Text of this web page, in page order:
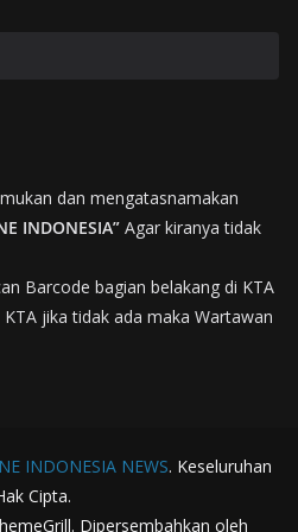
dan mengatasnamakan
INDONESIA” Agar kiranya tidak
Barcode bagian belakang di KTA
jika tidak ada maka Wartawan
INDONESIA NEWS. Keseluruhan
Cipta.
Dipersembahkan oleh